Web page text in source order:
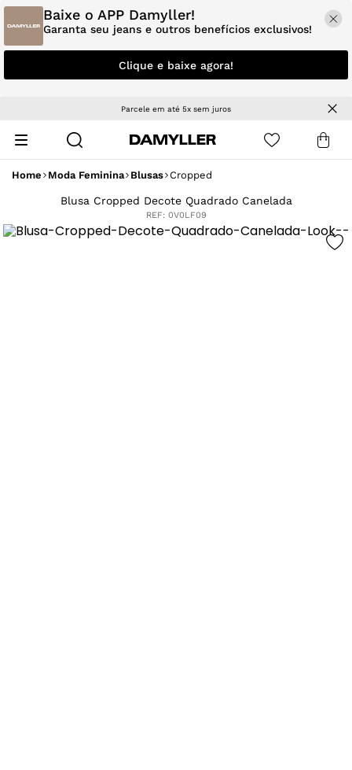
Baixe o APP Damyller!
Garanta seu jeans e outros benefícios exclusivos!
Clique e baixe agora!
Parcele em até 5x sem juros
Home Moda Feminina Blusas Cropped
Blusa Cropped Decote Quadrado Canelada
REF: 0V0LF09